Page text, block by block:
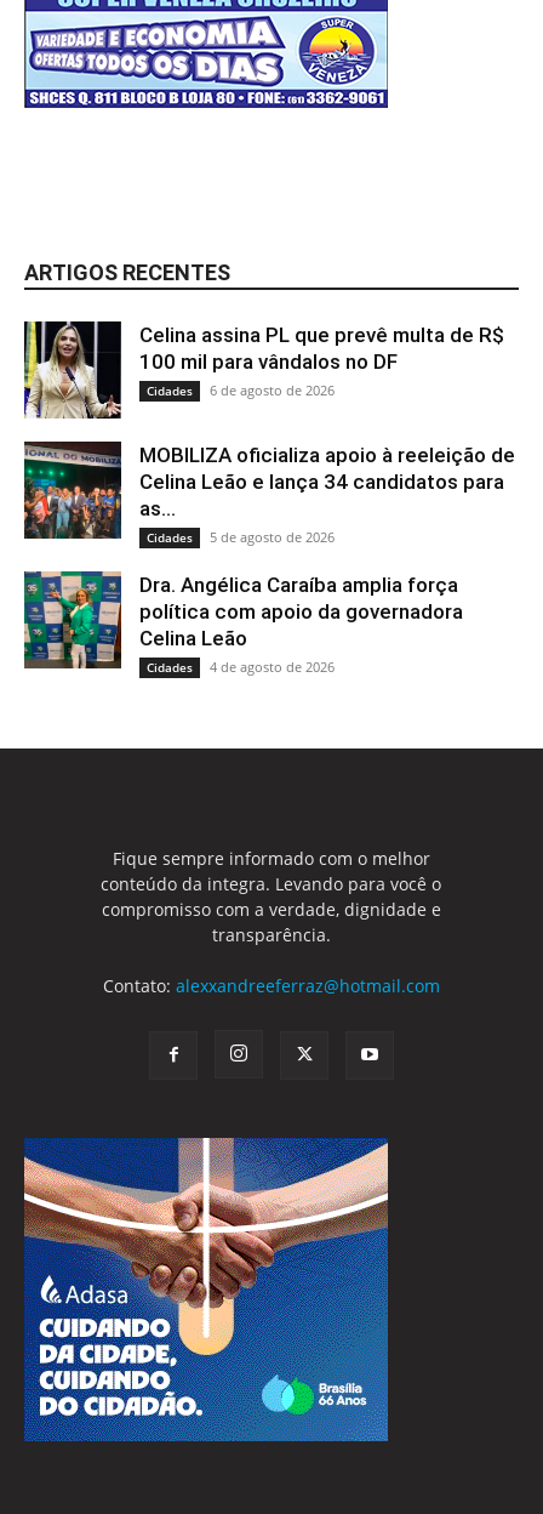
ARTIGOS RECENTES
Celina assina PL que prevê multa de R$
100 mil para vândalos no DF
Cidades 6 de agosto de 2026
MOBILIZA oficializa apoio à reeleição de
Celina Leão e lança 34 candidatos para
as...
Cidades 5 de agosto de 2026
Dra. Angélica Caraíba amplia força
política com apoio da governadora
Celina Leão
Cidades 4 de agosto de 2026
Fique sempre informado com o melhor
conteúdo da integra. Levando para você o
compromisso com a verdade, dignidade e
transparência.
Contato: alexxandreeferraz@hotmail.com